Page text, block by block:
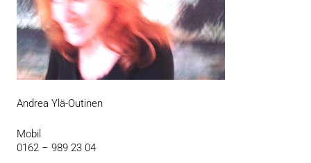
Andrea Ylä-Outinen
Mobil
0162 – 989 23 04